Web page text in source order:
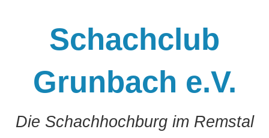
Schachclub
Grunbach e.V.
Die Schachhochburg im Remstal